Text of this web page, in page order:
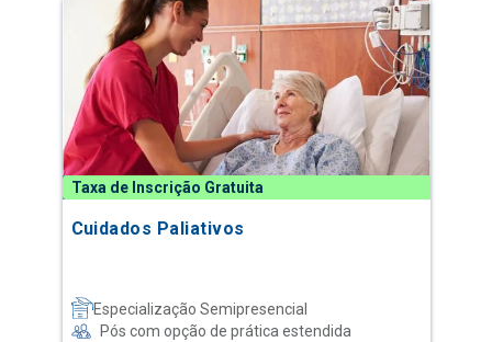
Taxa de Inscrição Gratuita
Cuidados Paliativos
Especialização Semipresencial
Pós com opção de prática estendida